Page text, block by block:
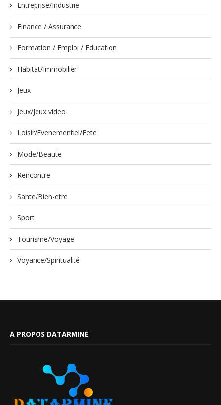
Entreprise/Industrie
Finance / Assurance
Formation / Emploi / Education
Habitat/Immobilier
Jeux
Jeux/Jeux video
Loisir/Evenementiel/Fete
Mode/Beaute
Rencontre
Sante/Bien-etre
Sport
Tourisme/Voyage
Voyance/Spiritualité
A PROPOS DATARMINE